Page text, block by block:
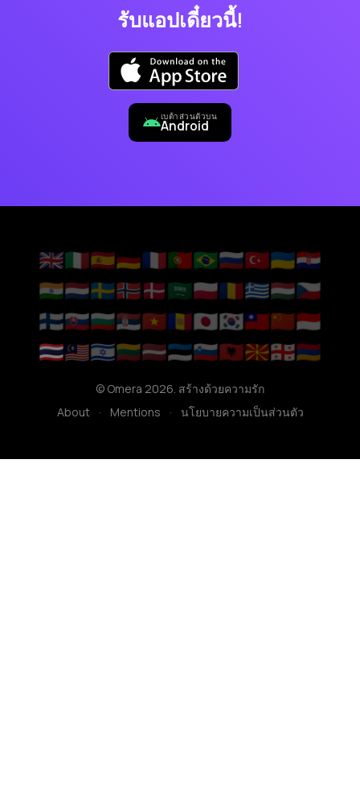
รับแอปเดี๋ยวนี้!
เบต้าส่วนตัวบน
Android
🇬🇧🇮🇹🇪🇸🇩🇪🇫🇷🇵🇹🇧🇷🇷🇺🇹🇷🇺🇦🇭🇷
🇮🇳🇳🇱🇸🇪🇳🇴🇩🇰🇸🇦🇵🇱🇷🇴🇬🇷🇭🇺🇨🇿
🇫🇮🇸🇰🇧🇬🇷🇸🇻🇳🇦🇩🇯🇵🇰🇷🇹🇼🇨🇳🇮🇩
🇹🇭🇲🇾🇮🇱🇱🇹🇱🇻🇪🇪🇸🇮🇦🇱🇲🇰🇬🇪🇦🇲
© Omera 2026. สร้างด้วยความรัก
About
· Mentions · นโยบายความเป็นส่วนตัว